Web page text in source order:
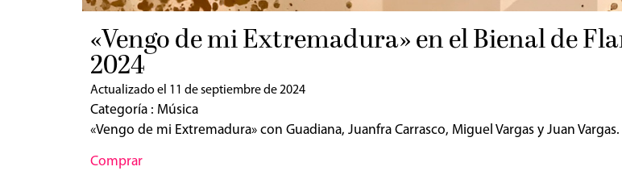
«Vengo de mi Extremadura» en el Bienal de
2024
Actualizado el 11 de septiembre de 2024
Categoría : Música
«Vengo de mi Extremadura» con Guadiana, Juanfra Carrasco, Miguel Vargas y Juan Vargas.
Comprar